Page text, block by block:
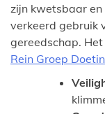
zijn kwetsbaar en
verkeerd gebruik
gereedschap.
Rein Groep